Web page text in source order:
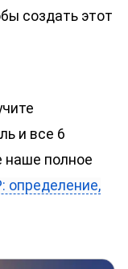
создать этот
и все 6
наше полное
определение,